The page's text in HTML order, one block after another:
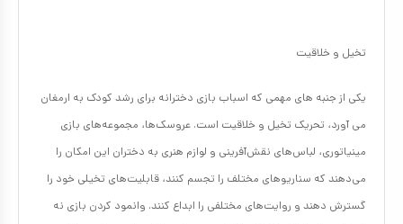
تخیل و خلاقیت
یکی از جنبه های مهمی که اسباب بازی دخترانه برای رشد کودک به ارمغان
می آورد، تحریک تخیل و خلاقیت است. عروسک‌ها، مجموعه‌های بازی
مینیاتوری، لباس‌های نقش‌آفرینی و لوازم هنری به دختران این امکان را
می‌دهند که سناریوهای مختلف را تجسم کنند، قابلیت‌های تخیلی خود را
گسترش دهند و روایت‌های مختلفی را ابداع کنند. وانمود کردن بازی نه